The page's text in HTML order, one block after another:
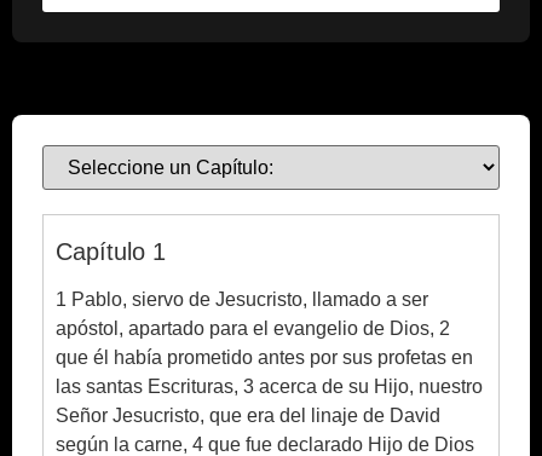
Download
L.O.A
Ebook
Capítulo 1
1 Pablo, siervo de Jesucristo, llamado a ser
apóstol, apartado para el evangelio de Dios, 2
que él había prometido antes por sus profetas en
las santas Escrituras, 3 acerca de su Hijo, nuestro
Señor Jesucristo, que era del linaje de David
según la carne, 4 que fue declarado Hijo de Dios